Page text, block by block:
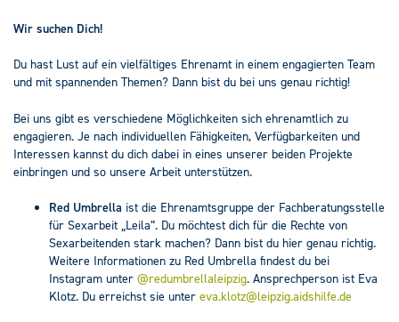
Wir suchen Dich!
Du hast Lust auf ein vielfältiges Ehrenamt in einem engagierten Team
und mit spannenden Themen? Dann bist du bei uns genau richtig!
Bei uns gibt es verschiedene Möglichkeiten sich ehrenamtlich zu
engagieren. Je nach individuellen Fähigkeiten, Verfügbarkeiten und
Interessen kannst du dich dabei in eines unserer beiden Projekte
einbringen und so unsere Arbeit unterstützen.
Red Umbrella ist die Ehrenamtsgruppe der Fachberatungsstelle
für Sexarbeit „Leila“. Du möchtest dich für die Rechte von
Sexarbeitenden stark machen? Dann bist du hier genau richtig.
Weitere Informationen zu Red Umbrella findest du bei
Instagram unter @redumbrellaleipzig. Ansprechperson ist Eva
Klotz. Du erreichst sie unter eva.klotz@leipzig.aidshilfe.de